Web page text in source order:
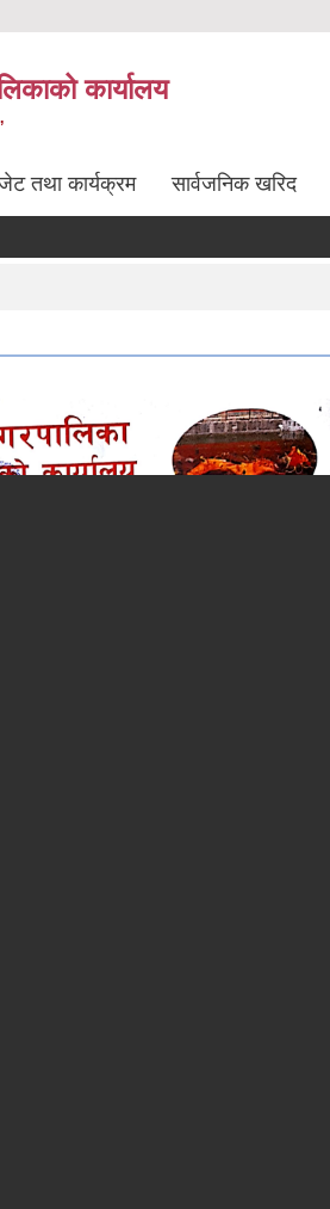
कार्यालय
तथा कार्यक्रम सार्वजनिक खरिद